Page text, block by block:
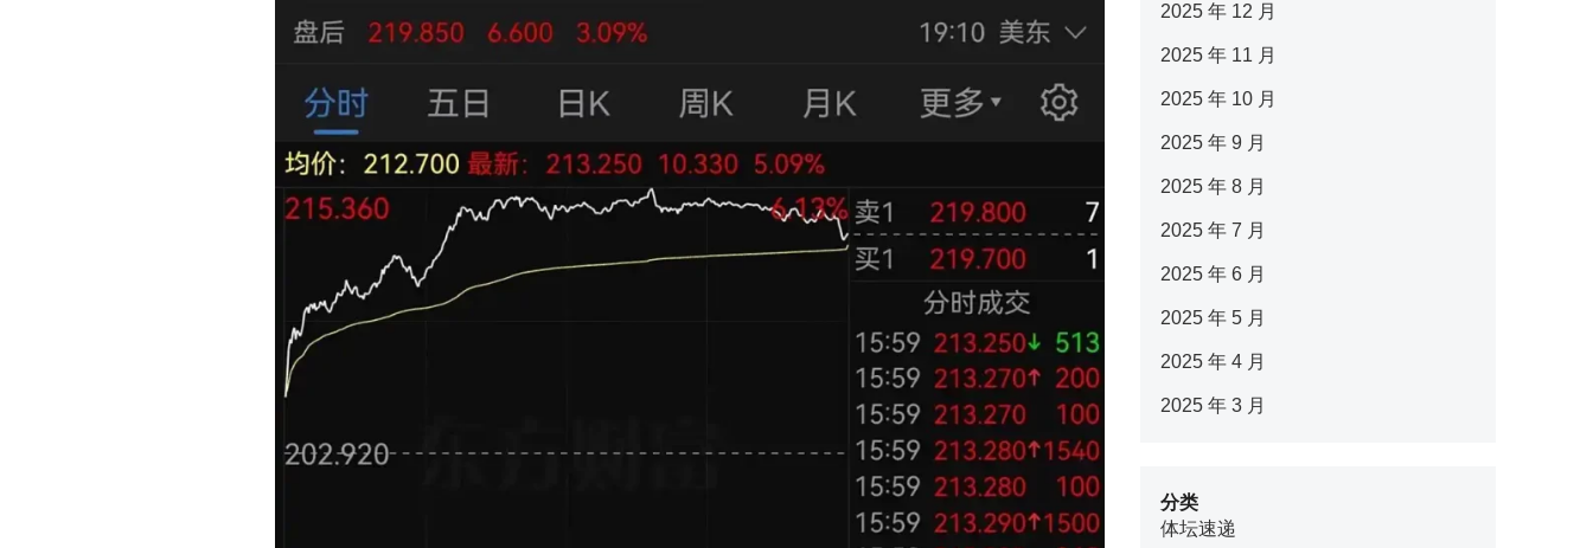
2025 年 12 月
2025 年 11 月
2025 年 10 月
2025 年 9 月
2025 年 8 月
2025 年 7 月
2025 年 6 月
2025 年 5 月
2025 年 4 月
2025 年 3 月
分类
体坛速递